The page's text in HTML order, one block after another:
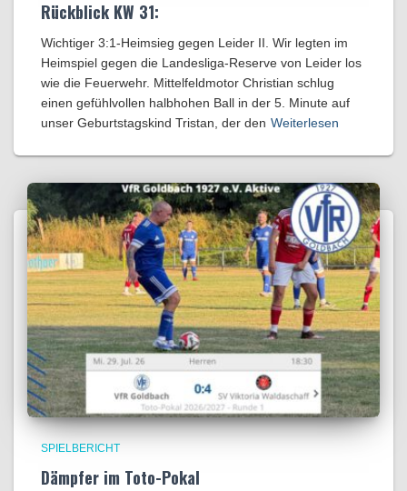
Rückblick KW 31:
Wichtiger 3:1-Heimsieg gegen Leider II. Wir legten im
Heimspiel gegen die Landesliga-Reserve von Leider los
wie die Feuerwehr. Mittelfeldmotor Christian schlug
einen gefühlvollen halbhohen Ball in der 5. Minute auf
unser Geburtstagskind Tristan, der den Weiterlesen
SPIELBERICHT
Dämpfer im Toto-Pokal